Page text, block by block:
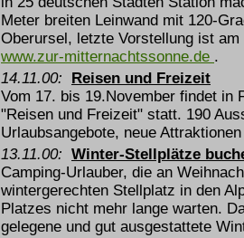
Meter breiten Leinwand mit 120-
Oberursel, letzte Vorstellung ist
www.zur-mitternachtssonne.de .
14.11.00:
Reisen und Freizeit
Vom 17. bis 19.November findet in
"Reisen und Freizeit" statt. 190
Urlaubsangebote, neue
13.11.00: Winter-Stellplätze
Camping-Urlauber, die an
wintergerechten Stellplatz in den
Platzes nicht mehr lange warten.
gelegene und gut ausgestattete